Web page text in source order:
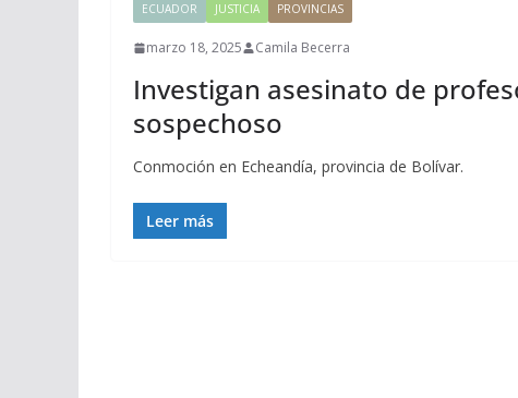
ECUADOR JUSTICIA PROVINCIAS
marzo 18, 2025 Camila Becerra
Investigan asesinato de
sospechoso
Conmoción en Echeandía, provincia de Bolívar.
Leer más